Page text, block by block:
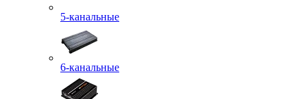
5-канальные
6-канальные